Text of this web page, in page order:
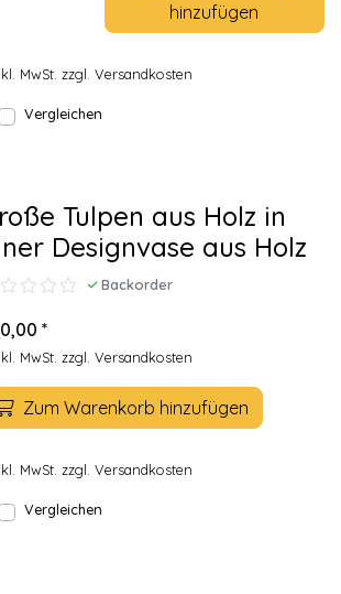
hinzufügen
MwSt. zzgl. Versandkosten
Vergleichen
Tulpen aus Holz in
Designvase aus Holz
Backorder
*
MwSt. zzgl. Versandkosten
Zum Warenkorb hinzufügen
MwSt. zzgl. Versandkosten
Vergleichen